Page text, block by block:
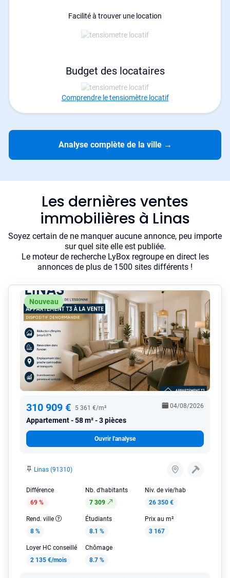
Facilité à trouver une location
Budget des locataires
Comprendre le tensiomètre locatif
Analyse complète de la ville →
Les dernières ventes
immobilières à Linas
Soyez certain de ne manquer aucune annonce, peu importe
sur quel site elle est publiée.
Le moteur de recherche LyBox regroupe en direct les
annonces de plus de 1500 sites différents !
Nouveau
310 909 € 5 361 €/m²
Appartement 58 m² - 3 pièces
04/08/2026
Ouvrir l'analyse
Linas (91310)
Différence
69 %
Nb. d'habitants
7 309
Niv. de vie/hab
26 350 €
Rend. ville
8 %
Étudiants
8.1 %
Prix au m²
3 167
Loyer HC conseillé
2 135 €/mois
Chômage
8.7 %